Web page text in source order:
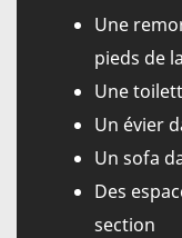
Une
pieds de
Une
Un évier
Un sofa
Des
section